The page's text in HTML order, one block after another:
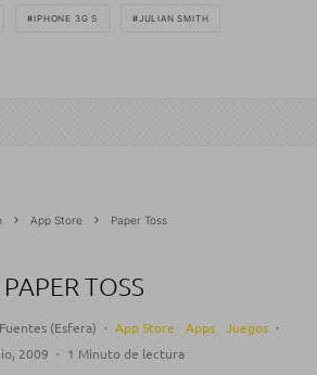
IPHONE 3G S JULIAN SMITH
App Store Paper Toss
PAPER TOSS
(Esfera) · App Store Apps Juegos ·
2009 · 1 Minuto de lectura